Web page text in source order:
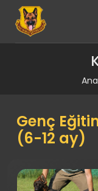
Genç
(6-12 ay)